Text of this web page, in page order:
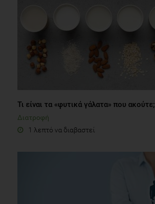
Τι είναι τα «φυτικά γάλατα» που ακούτε;
Διατροφή
1 λεπτό να διαβαστεί